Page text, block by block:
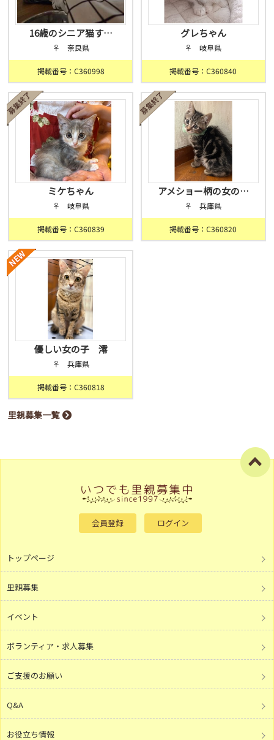
16歳のシニア猫す…
♀ 奈良県
掲載番号：C360998
グレちゃん
♀ 岐阜県
掲載番号：C360840
ミケちゃん
♀ 岐阜県
掲載番号：C360839
アメショー柄の女の…
♀ 兵庫県
掲載番号：C360820
優しい女の子 澪
♀ 兵庫県
掲載番号：C360818
里親募集一覧
会員登録 ログイン
トップページ
里親募集
イベント
ボランティア・求人募集
ご支援のお願い
Q&A
お役立ち情報